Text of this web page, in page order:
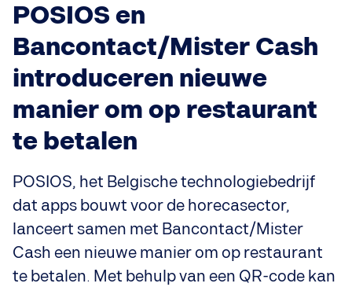
POSIOS en
Bancontact/Mister Cash
introduceren nieuwe
manier om op restaurant
te betalen
POSIOS, het Belgische technologiebedrijf
dat apps bouwt voor de horecasector,
lanceert samen met Bancontact/Mister
Cash een nieuwe manier om op restaurant
te betalen. Met behulp van een QR-code kan